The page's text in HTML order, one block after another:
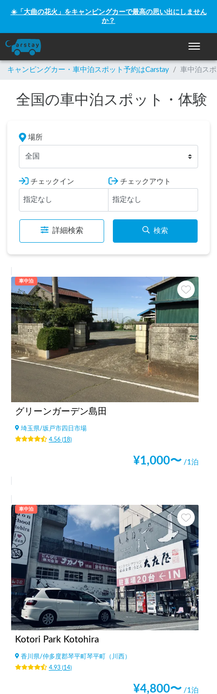
☀️「大曲の花火」をキャンピングカーで最高の思い出にしません
か？
ナビゲ
キャンピングカー・車中泊スポット予約はCarstay / 車中泊ス
全国の車中泊スポット・体験
場所
全国
チェックイン チェックアウト
詳細検索 検索
車中泊
グリーンガーデン島田
埼玉県/坂戸市四日市場
4.56(18)
¥1,000〜 /1泊
車中泊
Kotori Park Kotohira
香川県/仲多度郡琴平町琴平町（川西）
4.93(14)
¥4,800〜 /1泊